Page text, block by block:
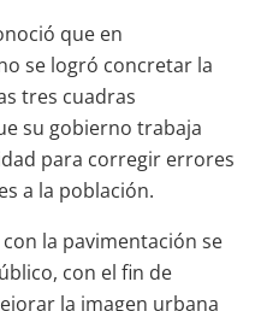
que en
se logró concretar la
tres cuadras
su gobierno trabaja
para corregir errores
a la población.
la pavimentación se
con el fin de
la imagen urbana